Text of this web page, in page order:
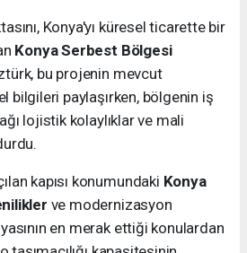
Konya'yı küresel ticarette bir
Konya Serbest Bölgesi
bu projenin mevcut
bilgileri paylaşırken, bölgenin iş
lojistik kolaylıklar ve mali
kapısı konumundaki Konya
ve modernizasyon
en merak ettiği konulardan